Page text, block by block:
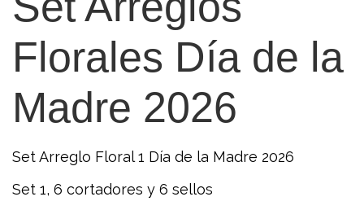
Florales Día de la
Madre 2026
Set Arreglo Floral 1 Día de la Madre 2026
Set 1, 6 cortadores y 6 sellos